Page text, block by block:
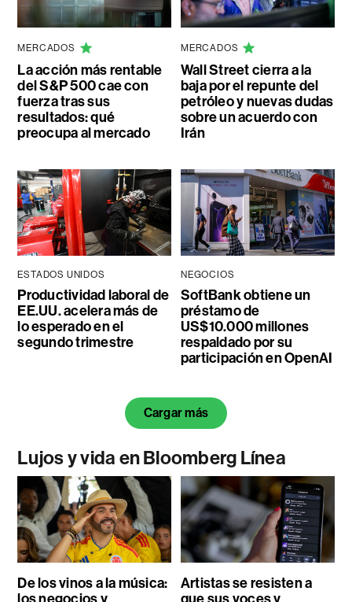
MERCADOS
La acción más rentable
del S&P 500 cae con
fuerza tras sus
resultados: qué
preocupa al mercado
MERCADOS
Wall Street cierra a la
baja por el repunte del
petróleo y nuevas dudas
sobre un acuerdo con
Irán
ESTADOS UNIDOS
Productividad laboral de
EE.UU. acelera más de
lo esperado en el
segundo trimestre
NEGOCIOS
SoftBank obtiene un
préstamo de
US$10.000 millones
respaldado por su
participación en OpenAI
Cargar más
Lujos y vida en Bloomberg Línea
De los vinos a la música:
Artistas se resisten a